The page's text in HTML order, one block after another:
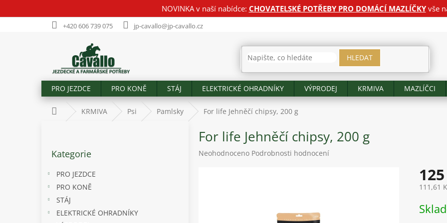
NOVINKA v naší nabídce: CHOVATELSKÉ POTŘEBY PRO DOMÁCÍ MAZLÍČKYvše
+420 606 739 075 jp-cavallo@jp-cavallo.cz
HLEDAT
PRO JEZDCE PRO KONĚ STÁJ ELEKTRICKÉ OHRADNÍKY VÝPRODEJ KRMIVA MAZLÍČCI
Domů KRMIVA Psi Pamlsky For life Jehněčí chipsy, 200 g
kategorie
Kategorie
PRO JEZDCE
PRO KONĚ
STÁJ
ELEKTRICKÉ OHRADNÍKY
For life Jehněčí chipsy, 200 g
Průměrné
Neohodnoceno Podrobnosti hodnocení
111,61
cena: